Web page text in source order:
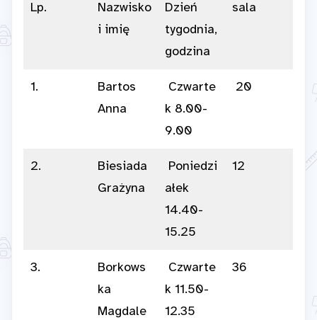
Lp.
Nazwisko
i imię
Dzień
tygodnia,
godzina
sala
1.
Bartos
Anna
Czwarte
k 8.00-
9.00
20
2.
Biesiada
Grażyna
Poniedzi
ałek
14.40-
15.25
12
3.
Borkows
ka
Magdale
Czwarte
k 11.50-
12.35
36